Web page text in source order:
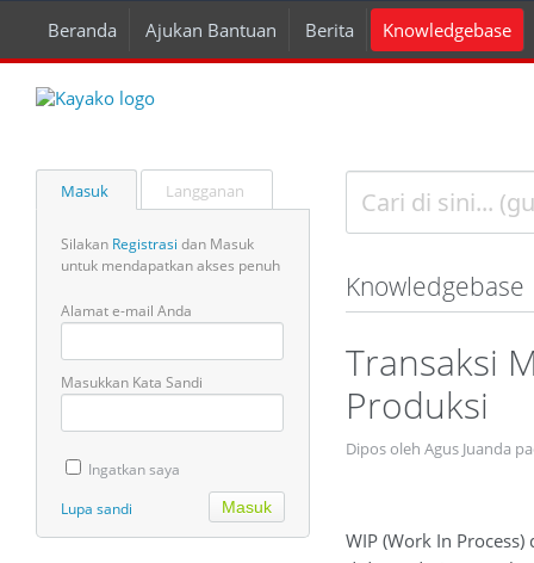
Beranda Ajukan Bantuan Berita Knowledgebase
Masuk Langganan
Silakan Registrasi dan Masuk
untuk mendapatkan akses penuh
Alamat e-mail Anda
Masukkan Kata Sandi
Ingatkan saya
Lupa sandi
Knowledgebase
Transaksi
Produksi
Dipos oleh Agus Juanda
WIP (Work In